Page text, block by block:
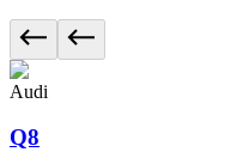
Audi
Q8